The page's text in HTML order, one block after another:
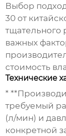
Выбор
30 от
тщательного
важных
стоимость
Технические
*
требуемый
(л/мин) и
конкретной